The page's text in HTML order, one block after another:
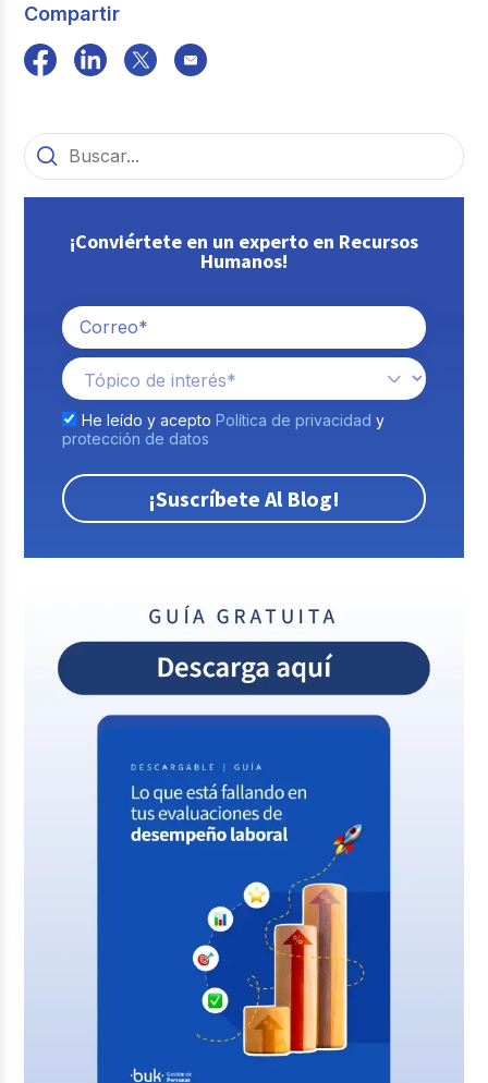
Compartir
¡Conviértete en un experto en Recursos
Humanos!
He leído y acepto Política de privacidad y
protección de datos